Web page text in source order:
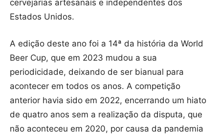
cervejarias artesanais e independentes dos
Estados Unidos.
A edição deste ano foi a 14ª da história da World
Beer Cup, que em 2023 mudou a sua
periodicidade, deixando de ser bianual para
acontecer em todos os anos. A competição
anterior havia sido em 2022, encerrando um hiato
de quatro anos sem a realização da disputa, que
não aconteceu em 2020, por causa da pandemia